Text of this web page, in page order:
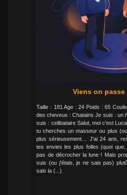
Viens on passe
Taille : 181 Age : 24 Poids : 65
des cheveux : Chatains Je suis : un
suis : celibataire Salut, moi c'est
tu cherches un masseur ou plus
plus sérieusement… J'ai 24 ans,
tes envies les plus folles (quoi
pas de décrocher la lune ! Mais
suis (ou j'étais, je ne sais pas)
sais la (...)